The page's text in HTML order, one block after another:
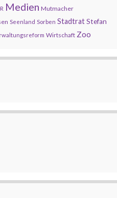
Medien Mutmacher
Seenland Sorben StadtratStefan
Wirtschaft Zoo